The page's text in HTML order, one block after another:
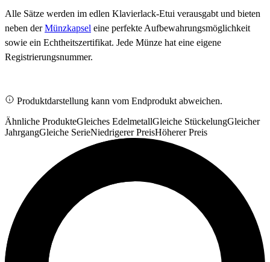
Alle Sätze werden im edlen Klavierlack-Etui verausgabt und bieten
neben derMünzkapsel eine perfekte Aufbewahrungsmöglichkeit
sowie ein Echtheitszertifikat. Jede Münze hat eine eigene
Registrierungsnummer.
Produktdarstellung kann vom Endprodukt abweichen.
Ähnliche ProdukteGleiches EdelmetallGleiche StückelungGleicher
JahrgangGleiche SerieNiedrigerer PreisHöherer Preis